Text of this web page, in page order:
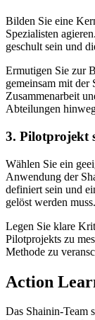
Bilden Sie eine
Spezialisten
geschult sein und
Ermutigen Sie zur
gemeinsam mit
Zusammenarbeit
Abteilungen
3. Pilotprojekt
Wählen Sie ein
Anwendung der
definiert sein und
gelöst werden muss.
Legen Sie klare
Pilotprojekts zu
Methode zu
Action
Das Shainin-Team